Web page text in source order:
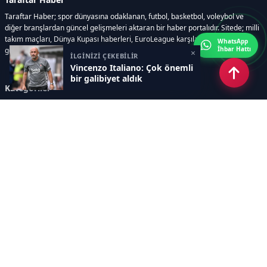
İLGİNİZİ ÇEKEBİLİR
Vincenzo Italiano: Çok önemli
bir galibiyet aldık
×
Taraftar Haber; spor dünyasına odaklanan, futbol, basketbol, voleybol ve
diğer branşlardan güncel gelişmeleri aktaran bir haber portalıdır. Sitede; milli
takım maçları, Dünya Kupası haberleri, EuroLeague karşılaşmaları, transfer
gelişmeleri, sporcuların biyografileri, anketler yer almaktadır.
Kategoriler
WhatsApp
İhbar Hattı